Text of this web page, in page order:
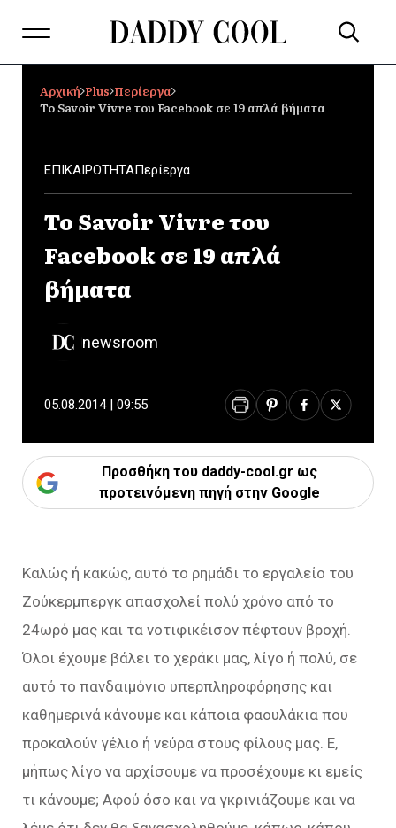
Αρχική Plus Περίεργα
Το Savoir Vivre του Facebook σε 19 απλά βήματα
ΕΠΙΚΑΙΡΟΤΗΤΑΠερίεργα
Το Savoir Vivre του
Facebook σε 19 απλά
βήματα
newsroom
05.08.2014 | 09:55
Προσθήκη του daddy-cool.gr ως
προτεινόμενη πηγή στην Google
Καλώς ή κακώς, αυτό το ρημάδι το εργαλείο του
Ζούκερμπεργκ απασχολεί πολύ χρόνο από το
24ωρό μας και τα νοτιφικέισον πέφτουν βροχή.
Όλοι έχουμε βάλει το χεράκι μας, λίγο ή πολύ, σε
αυτό το πανδαιμόνιο υπερπληροφόρησης και
καθημερινά κάνουμε και κάποια φαουλάκια που
προκαλούν γέλιο ή νεύρα στους φίλους μας. Ε,
μήπως λίγο να αρχίσουμε να προσέχουμε κι εμείς
τι κάνουμε; Αφού όσο και να γκρινιάζουμε και να